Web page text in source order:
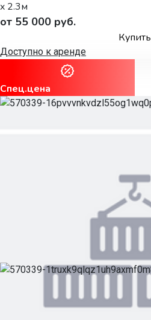
x 2.3м
от 55 000 руб.
Купить
Доступно к аренде
Спец.цена